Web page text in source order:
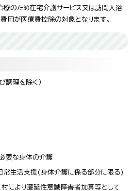
療のため在宅介護サービス又は訪問入浴
用が医療費控除の対象となります。
調理を除く）
要な身体の介護
常生活支援(身体介護に係る部分に限る)
により遷延性意識障害者加算等として